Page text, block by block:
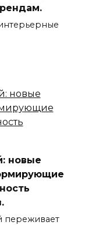
новые
переживает